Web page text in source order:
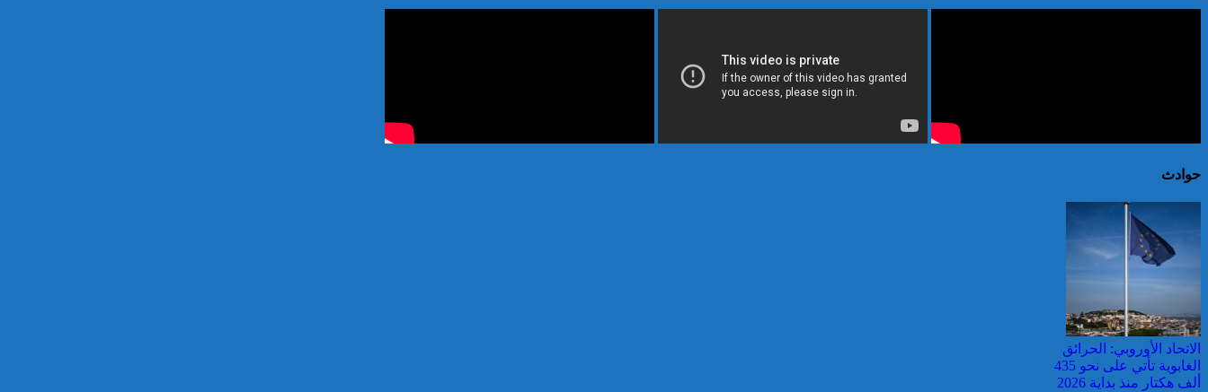
حوادث
الاتحاد الأوروبي: الحرائق
الغابوية تأتي على نحو 435
ألف هكتار منذ بداية 2026